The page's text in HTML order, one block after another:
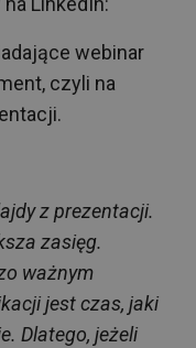
webinar
czyli na
z prezentacji.
zasięg.
ważnym
jest czas, jaki
Dlatego, jeżeli